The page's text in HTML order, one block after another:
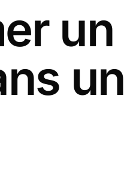
un
un